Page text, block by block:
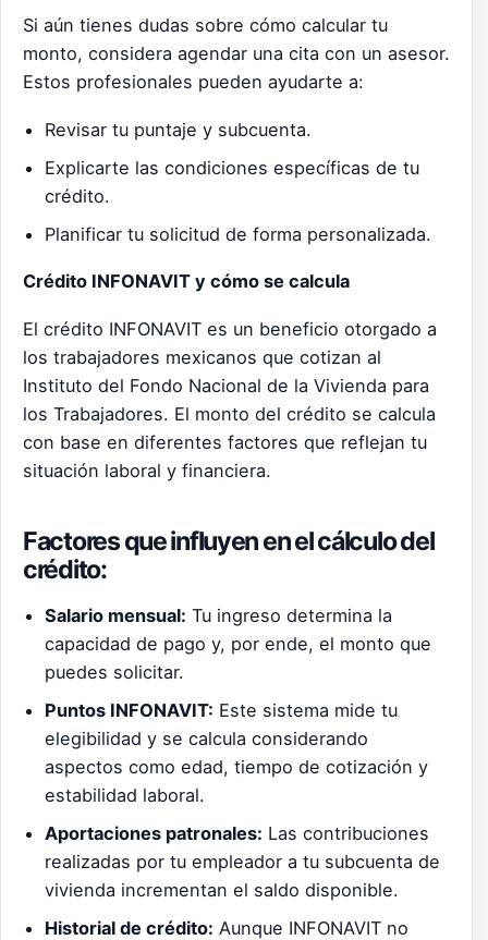
Si aún tienes dudas sobre cómo calcular tu
monto, considera agendar una cita con un asesor.
Estos profesionales pueden ayudarte a:
Revisar tu puntaje y subcuenta.
Explicarte las condiciones específicas de tu
crédito.
Planificar tu solicitud de forma personalizada.
Crédito INFONAVIT y cómo se calcula
El crédito INFONAVIT es un beneficio otorgado a
los trabajadores mexicanos que cotizan al
Instituto del Fondo Nacional de la Vivienda para
los Trabajadores. El monto del crédito se calcula
con base en diferentes factores que reflejan tu
situación laboral y financiera.
Factores que influyen en el cálculo del
crédito:
Salario mensual: Tu ingreso determina la
capacidad de pago y, por ende, el monto que
puedes solicitar.
Puntos INFONAVIT: Este sistema mide tu
elegibilidad y se calcula considerando
aspectos como edad, tiempo de cotización y
estabilidad laboral.
Aportaciones patronales: Las contribuciones
realizadas por tu empleador a tu subcuenta de
vivienda incrementan el saldo disponible.
Historial de crédito: Aunque INFONAVIT no